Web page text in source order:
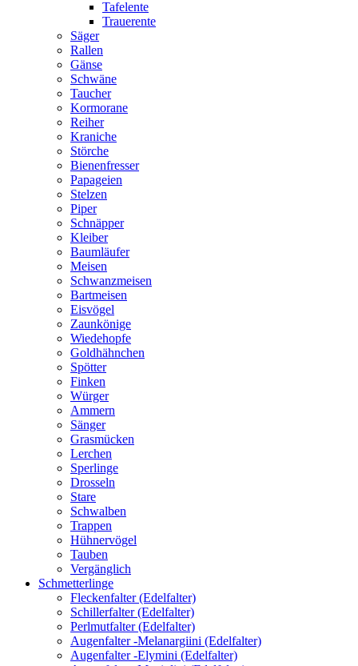
Tafelente
Trauerente
Säger
Rallen
Gänse
Schwäne
Taucher
Kormorane
Reiher
Kraniche
Störche
Bienenfresser
Papageien
Stelzen
Piper
Schnäpper
Kleiber
Baumläufer
Meisen
Schwanzmeisen
Bartmeisen
Eisvögel
Zaunkönige
Wiedehopfe
Goldhähnchen
Spötter
Finken
Würger
Ammern
Sänger
Grasmücken
Lerchen
Sperlinge
Drosseln
Stare
Schwalben
Trappen
Hühnervögel
Tauben
Vergänglich
Schmetterlinge
Fleckenfalter (Edelfalter)
Schillerfalter (Edelfalter)
Perlmutfalter (Edelfalter)
Augenfalter -Melanargiini (Edelfalter)
Augenfalter -Elymini (Edelfalter)